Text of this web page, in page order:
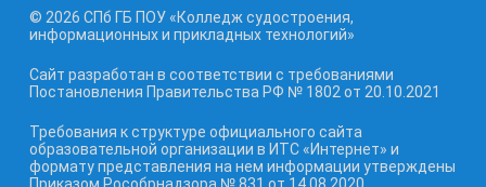
© 2026 СПб ГБ ПОУ «Колледж судостроения,
информационных и прикладных технологий»
Сайт разработан в соответствии с требованиями
Постановления Правительства РФ № 1802 от 20.10.2021
Требования к структуре официального сайта
образовательной организации в ИТС «Интернет» и
формату представления на нем информации утверждены